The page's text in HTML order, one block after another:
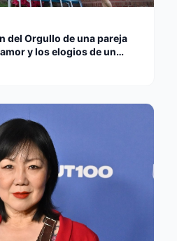
del Orgullo de una pareja
y los elogios de un